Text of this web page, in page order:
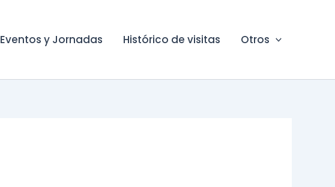
Eventos y Jornadas Histórico de visitas Otros